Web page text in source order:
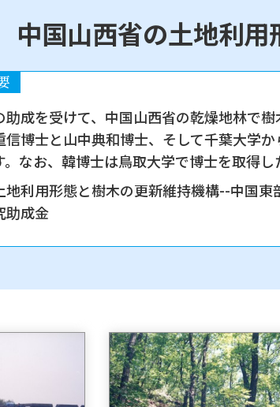
中国山西省の土地利用
助成を受けて、中国山西省の乾燥地林で
信博士と山中典和博士、そして千葉大学
なお、韓博士は鳥取大学で博士を取得し
地利用形態と樹木の更新維持機構--中国
助成金